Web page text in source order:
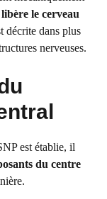
le cerveau
décrite dans plus
nerveuses.
est établie, il
du centre